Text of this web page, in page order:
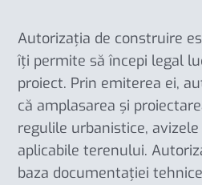
Autorizația de construire
îți permite să începi legal
proiect. Prin emiterea ei,
că amplasarea și
regulile urbanistice,
aplicabile terenului.
baza documentației